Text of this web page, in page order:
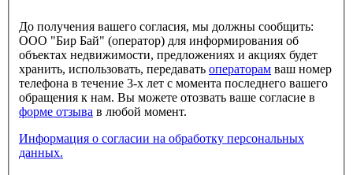
До получения вашего согласия, мы должны сообщить:
ООО "Бир Бай" (оператор) для информирования об
объектах недвижимости, предложениях и акциях будет
хранить, использовать, передавать операторам
телефона в течение 3-х лет с момента последнего вашего
обращения к нам. Вы можете отозвать ваше согласие в
форме отзыва
в любой момент.
Информация о согласии на обработку персональных
данных.